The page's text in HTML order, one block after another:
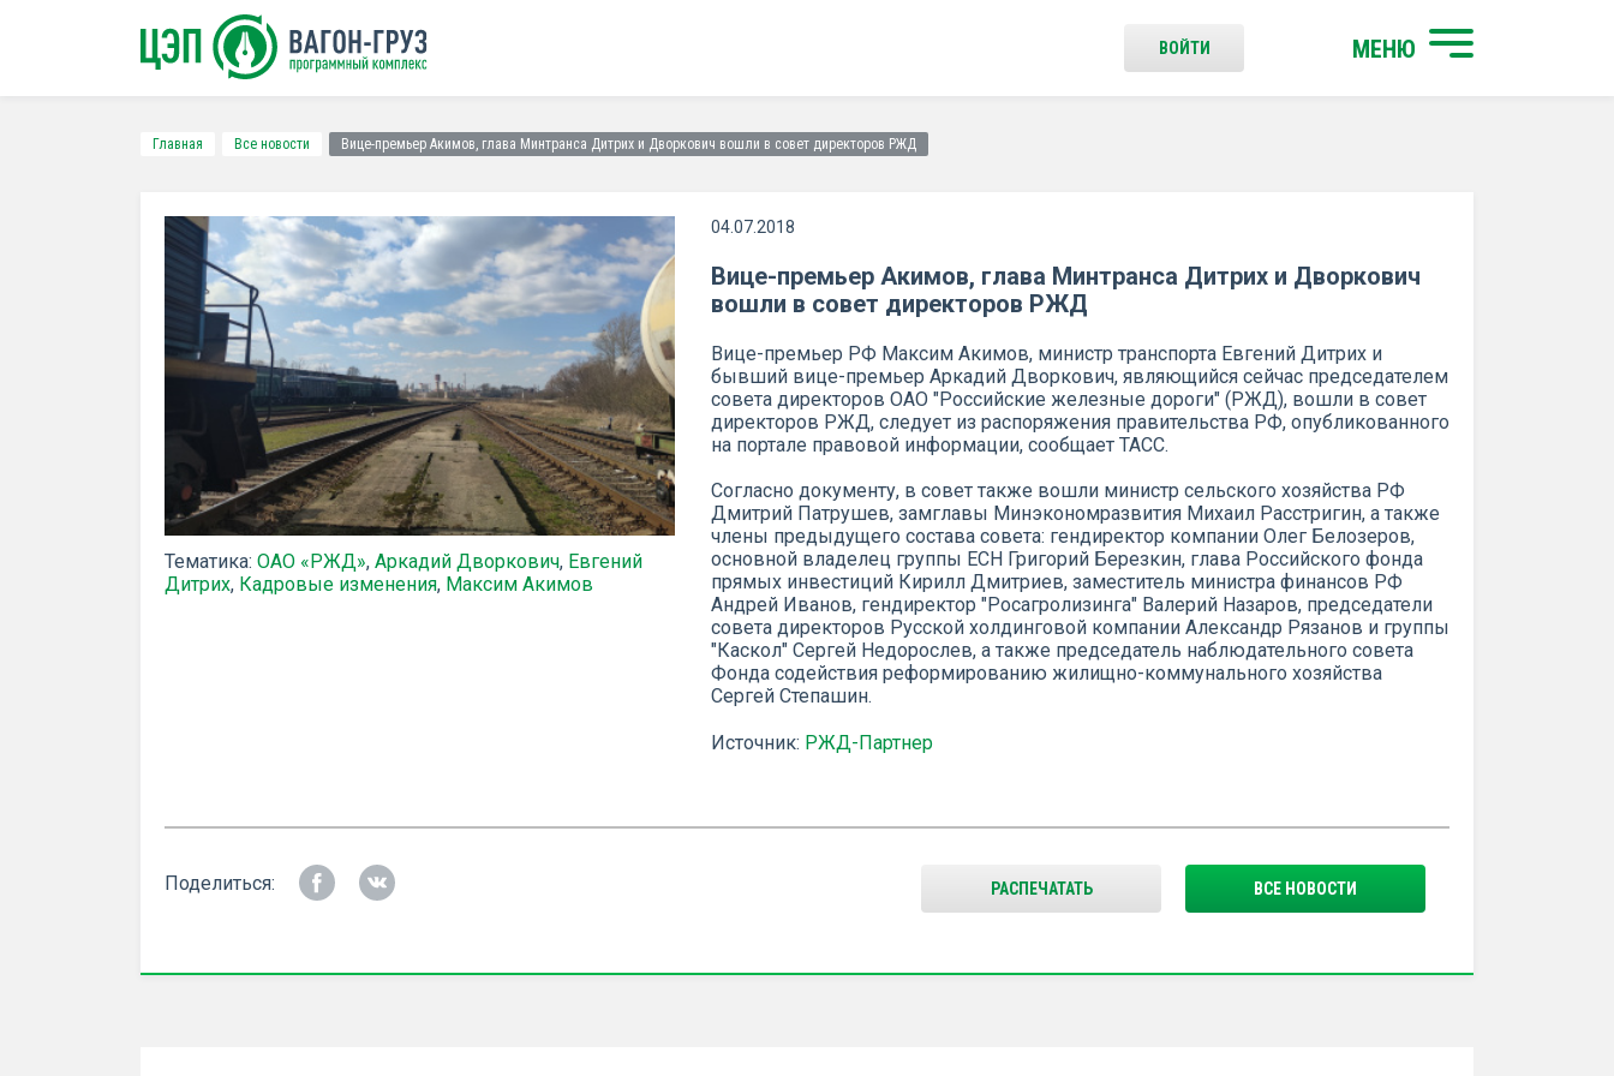
МЕНЮ
ВОЙТИ
Главная Все новости Вице-премьер Акимов, глава Минтранса Дитрих и Дворкович вошли в совет директоров РЖД
Тематика: ОАО «РЖД», Аркадий Дворкович, Евгений
Дитрих, Кадровые изменения, Максим Акимов
04.07.2018
Вице-премьер Акимов, глава Минтранса Дитрих и Дворкович
вошли в совет директоров РЖД
Вице-премьер РФ Максим Акимов, министр транспорта Евгений Дитрих и
бывший вице-премьер Аркадий Дворкович, являющийся сейчас председателем
совета директоров ОАО "Российские железные дороги" (РЖД), вошли в совет
директоров РЖД, следует из распоряжения правительства РФ, опубликованного
на портале правовой информации, сообщает ТАСС.
Согласно документу, в совет также вошли министр сельского хозяйства РФ
Дмитрий Патрушев, замглавы Минэкономразвития Михаил Расстригин, а также
члены предыдущего состава совета: гендиректор компании Олег Белозеров,
основной владелец группы ЕСН Григорий Березкин, глава Российского фонда
прямых инвестиций Кирилл Дмитриев, заместитель министра финансов РФ
Андрей Иванов, гендиректор "Росагролизинга" Валерий Назаров, председатели
совета директоров Русской холдинговой компании Александр Рязанов и группы
"Каскол" Сергей Недорослев, а также председатель наблюдательного совета
Фонда содействия реформированию жилищно-коммунального хозяйства
Сергей Степашин.
Источник: РЖД-Партнер
Поделиться: ВСЕ НОВОСТИ
РАСПЕЧАТАТЬ